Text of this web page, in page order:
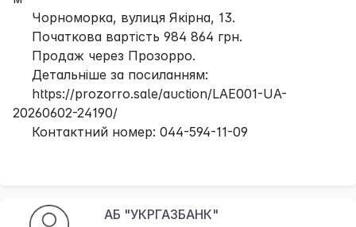
Чорноморка, вулиця Якірна, 13.
Початкова вартість 984 864 грн.
Продаж через Прозорро.
Детальніше за посиланням:
https://prozorro.sale/auction/LAE001-UA-
20260602-24190/
Контактний номер: 044-594-11-09
АБ "УКРГАЗБАНК"